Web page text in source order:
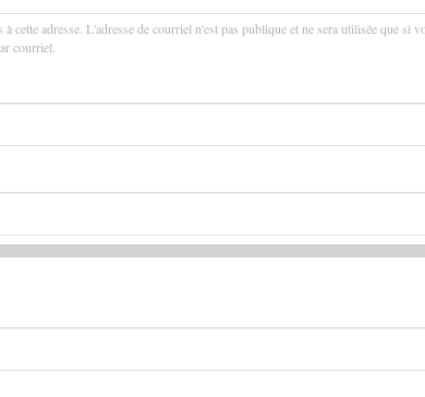
cette adresse. L'adresse de courriel n'est pas publique et ne sera utilisée que si
courriel.